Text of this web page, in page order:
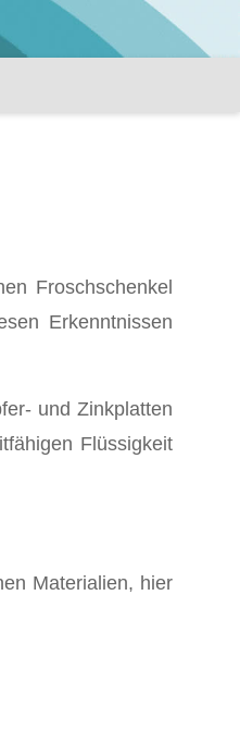
Froschschenkel
Erkenntnissen
und Zinkplatten
Flüssigkeit
Materialien, hier